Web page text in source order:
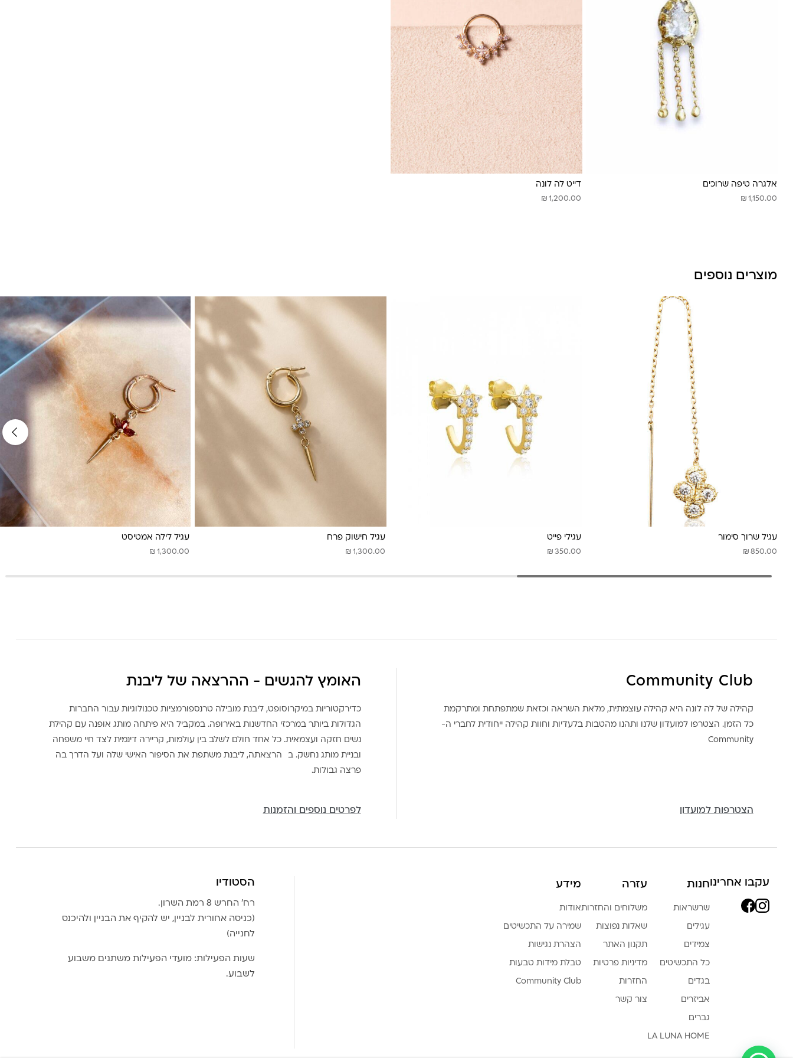
אלגרה טיפה שרוכים
₪ 1,150.00
דייט לה לונה
₪ 1,200.00
מוצרים נוספים
עגיל שרוך סימור
₪ 850.00
עגילי פייט
₪ 350.00
עגיל חישוק פרח
₪ 1,300.00
עגיל לילה אמטיסט
₪ 1,300.00
Community Club
קהילה של לה לונה היא קהילה עוצמתית, מלאת השראה וכזאת שמתפתחת ומתרקמת
כל הזמן. הצטרפו למועדון שלנו ותהנו מהטבות בלעדיות וחוות קהילה ייחודית לחברי ה-
Community
הצטרפות למועדון
האומץ להגשים - ההרצאה של ליבנת
כדירקטוריות במיקרוסופט, ליבנת מובילה טרנספורמציות טכנולוגיות עבור החברות
הגדולות ביותר במרכזי החדשנות באירופה. במקביל היא פיתחה מותג אופנה עם קהילת
נשים חזקה ועצמאית. כל אחד חולם לשלב בין עולמות, קריירה דינמית לצד חיי משפחה
ובניית מותג נחשק. ב הרצאתה, ליבנת משתפת את הסיפור האישי שלה ועל הדרך בה
פרצה גבולות.
לפרטים נוספים והזמנות
עקבו אחרינוחנות
שרשראות
עגילים
צמידים
כל התכשיטים
בגדים
אביזרים
גברים
LA LUNA HOME
עזרה
משלוחים והחזרות
שאלות נפוצות
תקנון האתר
מדיניות פרטיות
החזרות
צור קשר
מידע
אודות
שמירה על התכשיטים
הצהרת נגישות
טבלת מידות טבעות
Community Club
הסטודיו
רח׳ החרש 8 רמת השרון.
(כניסה אחורית לבניין, יש להקיף את הבניין ולהיכנס
לחנייה)
שעות הפעילות: מועדי הפעילות משתנים משבוע
לשבוע.